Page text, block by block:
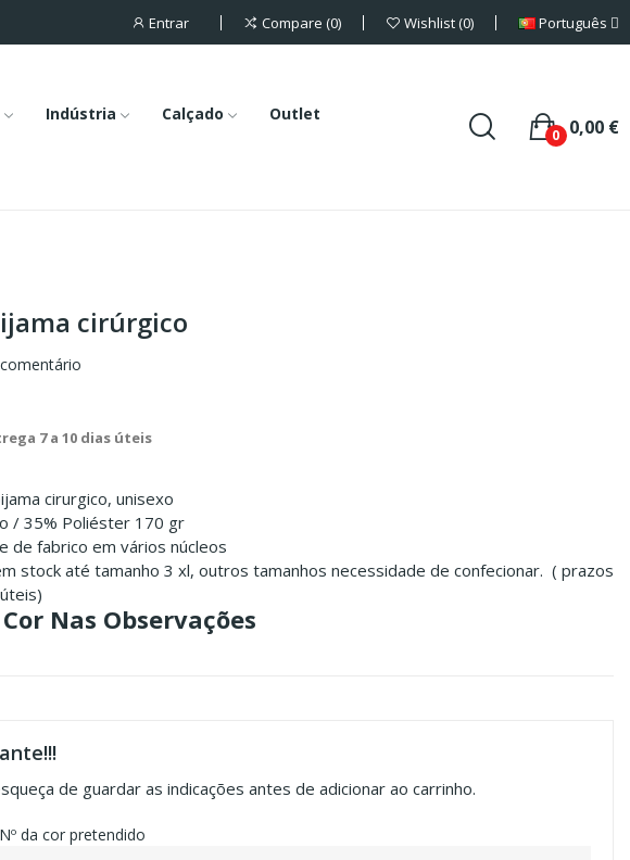
Entrar Compare 0 Wishlist 0 Português
Indústria Calçado
Outlet
0,00 €
0
cirúrgico
7 a 10 dias úteis
cirurgico, unisexo
/ 35% Poliéster 170 gr
de fabrico em vários núcleos
stock até tamanho 3 xl, outros tamanhos necessidade de confecionar. ( prazos
Nas Observações
de guardar as indicações antes de adicionar ao carrinho.
da cor pretendido